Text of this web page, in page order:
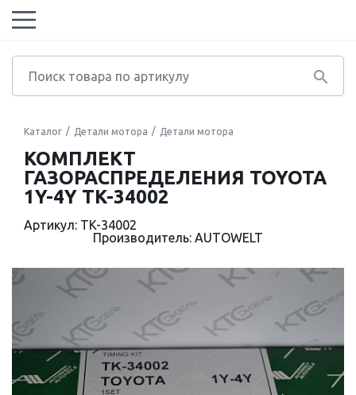
Каталог Детали мотора Детали мотора
КОМПЛЕКТ
ГАЗОРАСПРЕДЕЛЕНИЯ TOYOTA
1Y-4Y TK-34002
Артикул: TK-34002
Производитель: AUTOWELT